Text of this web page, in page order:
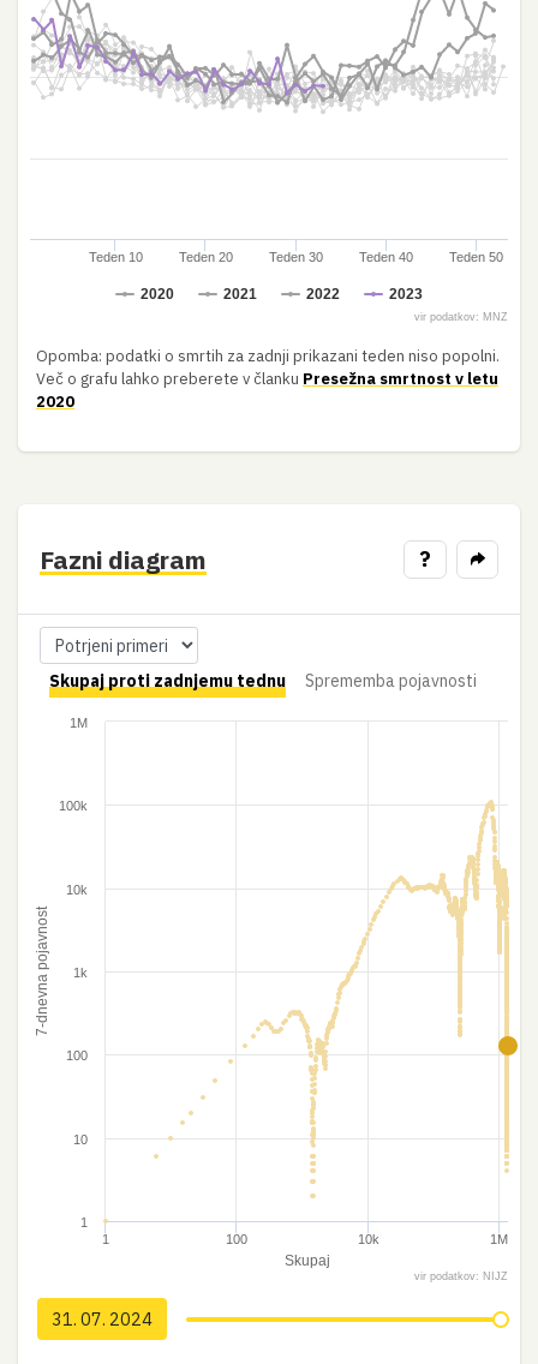
2020 2021 2022 2023
Teden 10 Teden 20 Teden 30 Teden 40 Teden 50
vir podatkov: MNZ
Opomba: podatki o smrtih za zadnji prikazani teden niso popolni.
Več o grafu lahko preberete v članku Presežna smrtnost v letu
2020
Fazni diagram ?
Skupaj proti zadnjemu tednu Sprememba pojavnosti
Skupaj
7-dnevna pojavnost
1 100 10k 1M
1
10
100
1k
10k
100k
1M
vir podatkov: NIJZ
31. 07. 2024